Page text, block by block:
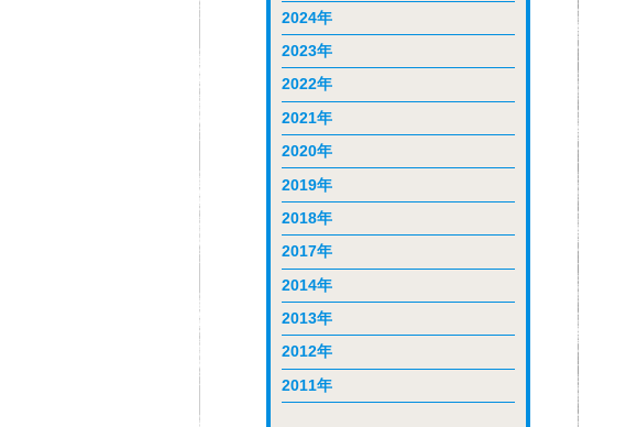
2024年
2023年
2022年
2021年
2020年
2019年
2018年
2017年
2014年
2013年
2012年
2011年